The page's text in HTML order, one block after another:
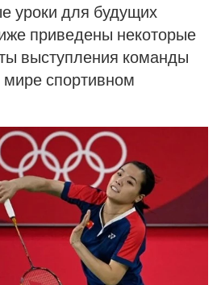
уроки для будущих
приведены некоторые
выступления команды
спортивном